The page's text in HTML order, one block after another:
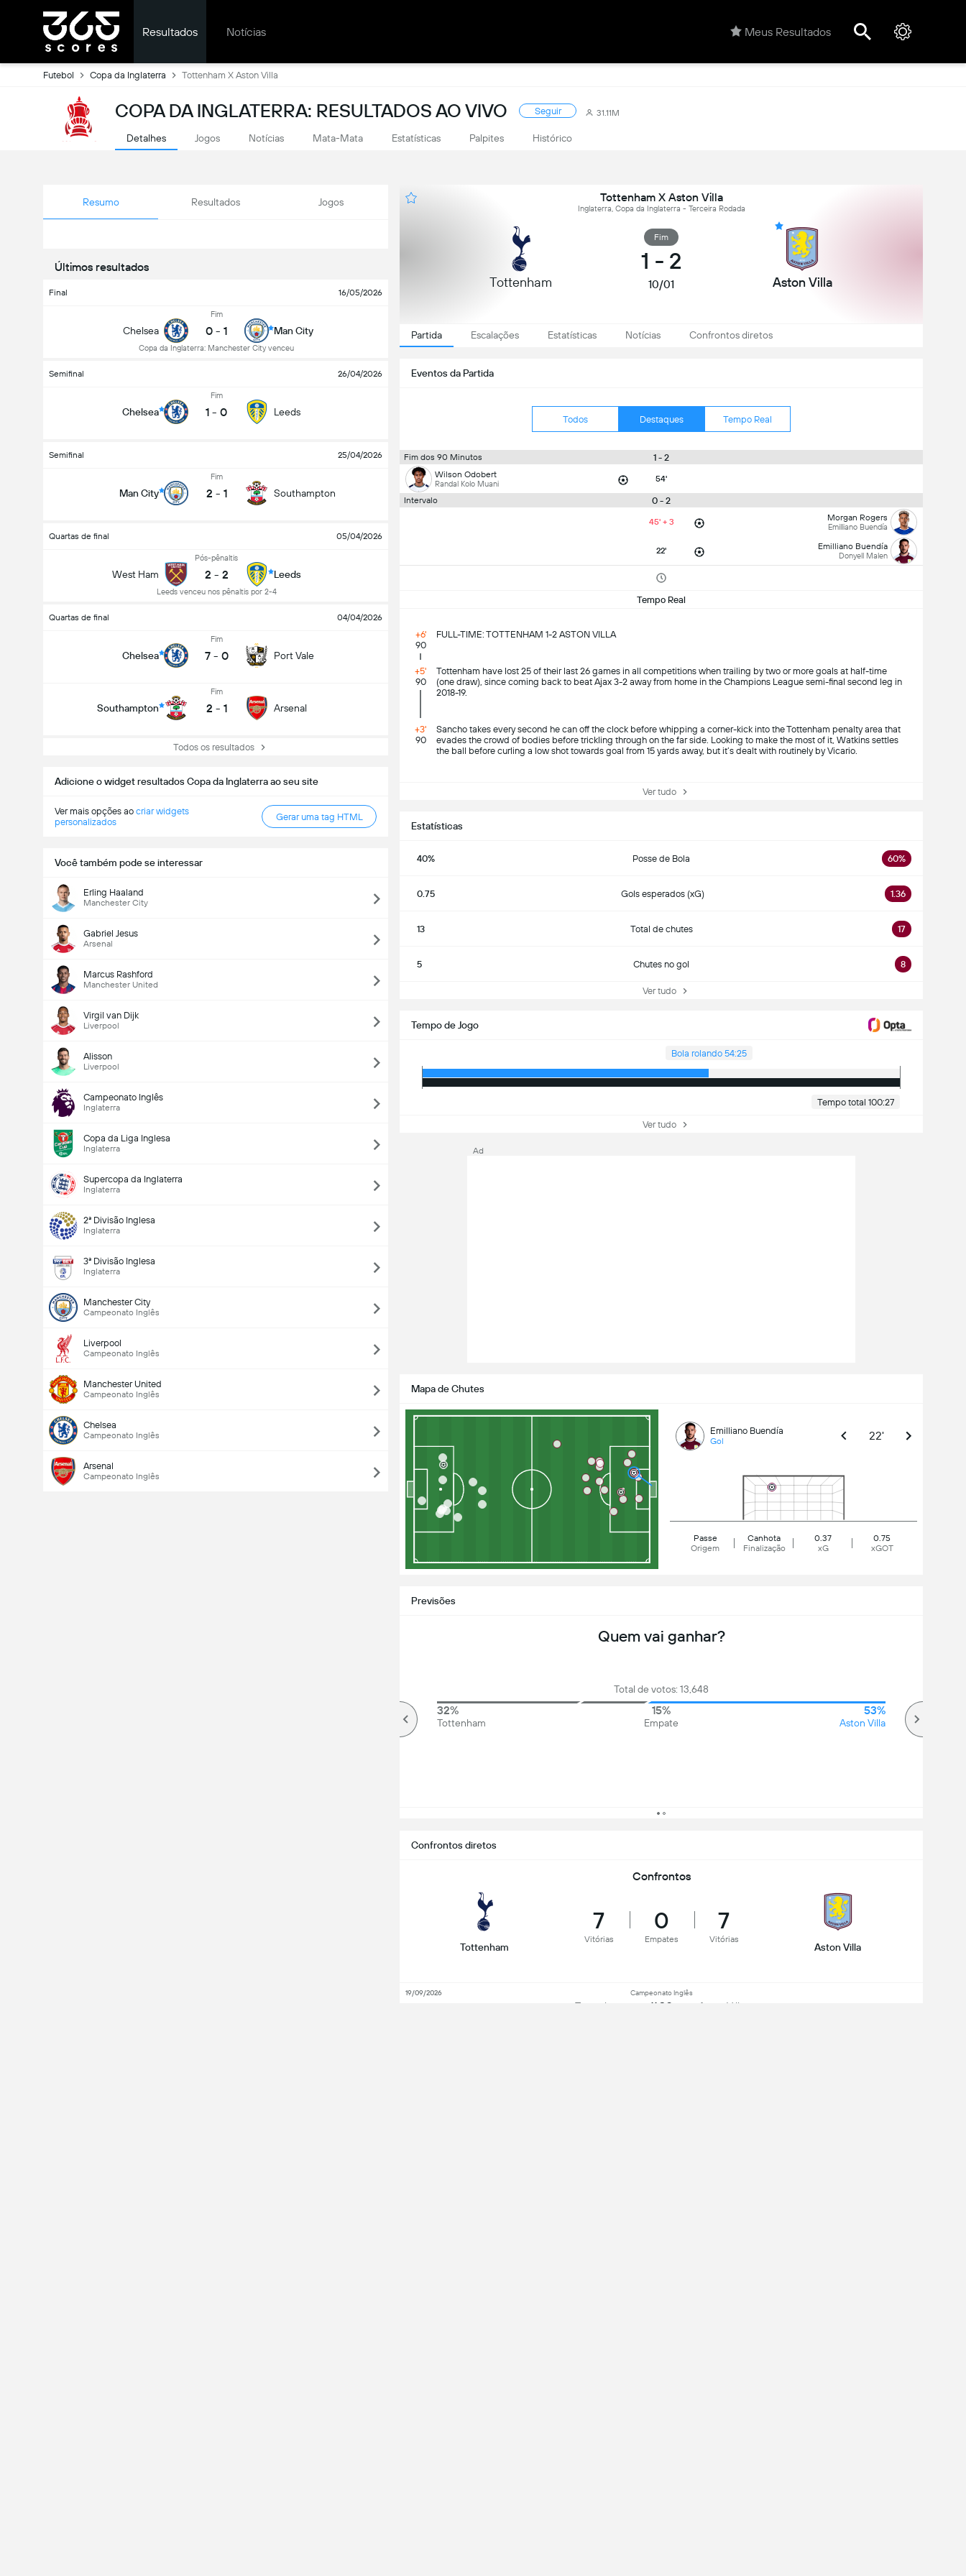
Resultados Notícias Meus Resultados
Futebol Copa da Inglaterra Tottenham X Aston Villa
COPA DA INGLATERRA: RESULTADOS AO VIVO Seguir 31.11M
Detalhes Jogos Notícias Mata-Mata Estatísticas Palpites Histórico
Resumo Resultados Jogos
Últimos resultados
Final 16/05/2026
Chelsea
Fim
0 - 1
Copa da Inglaterra: Manchester City venceu
Man City
Semifinal 26/04/2026
Chelsea
Fim
1 - 0 Leeds
Semifinal 25/04/2026
Man City
Fim
2 - 1 Southampton
Quartas de final 05/04/2026
West Ham
Pós-pênaltis
2 - 2
Leeds venceu nos pênaltis por 2-4
Leeds
Quartas de final 04/04/2026
Chelsea
Fim
7 - 0 Port Vale
Southampton
Fim
2 - 1 Arsenal
Todos os resultados
Adicione o widget resultados Copa da Inglaterra ao seu site
Ver mais opções ao criar widgets
personalizados
Gerar uma tag HTML
Você também pode se interessar
Erling Haaland
Manchester City
Gabriel Jesus
Arsenal
Marcus Rashford
Manchester United
Virgil van Dijk
Liverpool
Alisson
Liverpool
Campeonato Inglês
Inglaterra
Copa da Liga Inglesa
Inglaterra
Supercopa da Inglaterra
Inglaterra
2ª Divisão Inglesa
Inglaterra
3ª Divisão Inglesa
Inglaterra
Manchester City
Campeonato Inglês
Liverpool
Campeonato Inglês
Manchester United
Campeonato Inglês
Chelsea
Campeonato Inglês
Arsenal
Campeonato Inglês
Tottenham X Aston Villa
Inglaterra, Copa da Inglaterra - Terceira Rodada
Tottenham
Fim
1 - 2
10/01 Aston Villa
Partida Escalações Estatísticas Notícias Confrontos diretos
Eventos da Partida
Todos Destaques Tempo Real
Fim dos 90 Minutos 1 - 2
Wilson Odobert
Randal Kolo Muani 54'
Intervalo 0 - 2
45' + 3 Morgan Rogers
Emilliano Buendía
22' Emilliano Buendía
Donyell Malen
Tempo Real
+6'
90
FULL-TIME: TOTTENHAM 1-2 ASTON VILLA
+5'
90
Tottenham have lost 25 of their last 26 games in all competitions when trailing by two or more goals at half-time
(one draw), since coming back to beat Ajax 3-2 away from home in the Champions League semi-final second leg in
2018-19.
+3'
90
Sancho takes every second he can off the clock before whipping a corner-kick into the Tottenham penalty area that
evades the crowd of bodies before trickling through on the far side. Looking to make the most of it, Watkins settles
the ball before curling a low shot towards goal from 15 yards away, but it’s dealt with routinely by Vicario.
Ver tudo
Estatísticas
40% Posse de Bola 60%
0.75 Gols esperados (xG) 1.36
13 Total de chutes 17
5 Chutes no gol 8
Ver tudo
Tempo de Jogo
Bola rolando 54:25
Tempo total 100:27
Ver tudo
Mapa de Chutes
Emilliano Buendía
Gol 22'
Passe
Origem
Canhota
Finalização
0.37
xG
0.75
xGOT
Previsões
Quem vai ganhar?
Total de votos: 13,648
32%
Tottenham
15%
Empate
53%
Aston Villa
Confrontos diretos
Confrontos
Tottenham
7
Vitórias
0
Empates
7
Vitórias
Aston Villa
Tottenham
Campeonato Inglês
11:30 Aston Villa
19/09/2026
Ad